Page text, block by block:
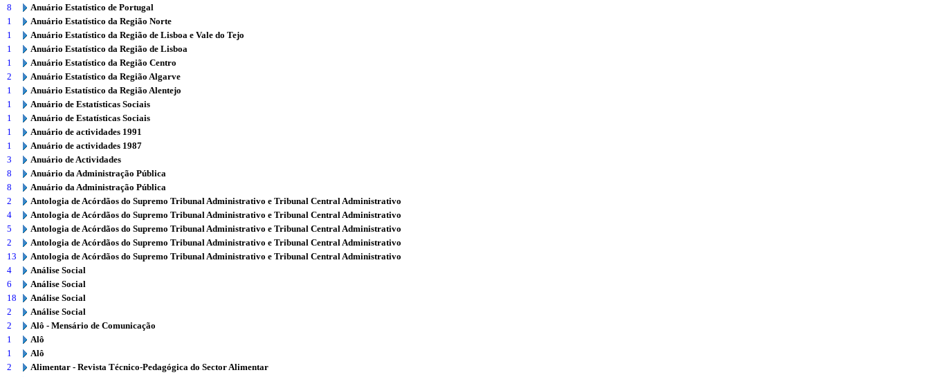
8
Anuário Estatístico de Portugal
1
Anuário Estatístico da Região Norte
1
Anuário Estatístico da Região de Lisboa e Vale do Tejo
1
Anuário Estatístico da Região de Lisboa
1
Anuário Estatístico da Região Centro
2
Anuário Estatístico da Região Algarve
1
Anuário Estatístico da Região Alentejo
1
Anuário de Estatísticas Sociais
1
Anuário de Estatísticas Sociais
1
Anuário de actividades 1991
1
Anuário de actividades 1987
3
Anuário de Actividades
8
Anuário da Administração Pública
8
Anuário da Administração Pública
2
Antologia de Acórdãos do Supremo Tribunal Administrativo e Tribunal Central Administrativo
4
Antologia de Acórdãos do Supremo Tribunal Administrativo e Tribunal Central Administrativo
5
Antologia de Acórdãos do Supremo Tribunal Administrativo e Tribunal Central Administrativo
2
Antologia de Acórdãos do Supremo Tribunal Administrativo e Tribunal Central Administrativo
13
Antologia de Acórdãos do Supremo Tribunal Administrativo e Tribunal Central Administrativo
4
Análise Social
6
Análise Social
18
Análise Social
2
Análise Social
2
Alô - Mensário de Comunicação
1
Alô
1
Alô
2
Alimentar - Revista Técnico-Pedagógica do Sector Alimentar